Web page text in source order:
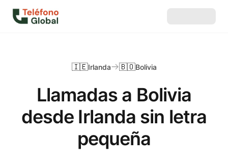
Llamadas a Bolivia
desde Irlanda sin letra
pequeña
🇮🇪Irlanda 🇧🇴Bolivia